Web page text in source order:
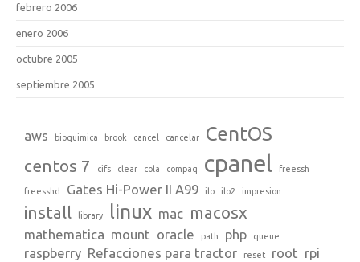
febrero 2006
enero 2006
octubre 2005
septiembre 2005
aws bioquimica brook cancel cancelar CentOS
centos 7 cifs clear cola compaq cpanel freessh
freesshd Gates Hi-Power II A99 ilo ilo2 impresion
install library linux mac macosx
mathematica mount oracle path php queue
raspberry Refacciones para tractor reset root rpi